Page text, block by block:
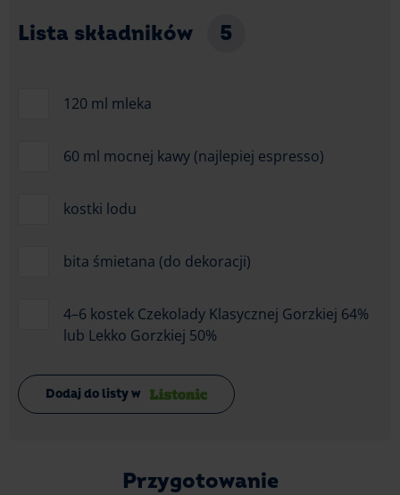
Lista składników 5
120 ml mleka
60 ml mocnej kawy (najlepiej espresso)
kostki lodu
bita śmietana (do dekoracji)
4–6 kostek Czekolady Klasycznej Gorzkiej 64%
lub Lekko Gorzkiej 50%
Dodaj do listy w
Przygotowanie